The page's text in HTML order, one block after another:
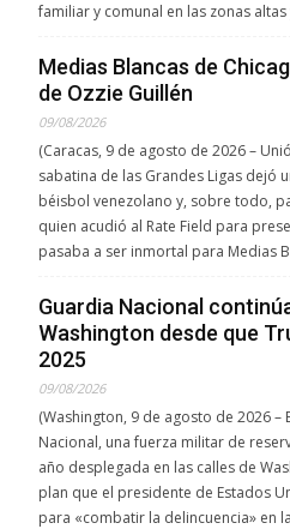
familiar y comunal en las zonas altas
Medias Blancas de
de Ozzie Guillén
09/08/2026
(Caracas, 9 de agosto de 2026 –
sabatina de las Grandes Ligas dejó
béisbol venezolano y, sobre todo,
quien acudió al Rate Field para
pasaba a ser inmortal para Medias
Guardia Nacional
Washington desde que
2025
09/08/2026
(Washington, 9 de agosto de 2026 –
Nacional, una fuerza militar de
año desplegada en las calles de
plan que el presidente de Estados
para «combatir la delincuencia» en